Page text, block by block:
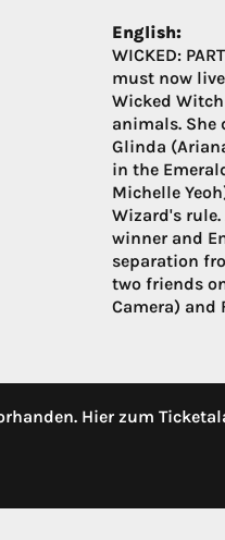
English:
WICKED:
must now
Wicked
animals. She
Glinda
in the
Michelle
Wizard's
winner and
separation
two friends
Camera) and
Hier zum